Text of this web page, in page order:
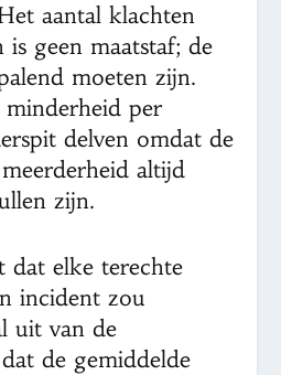
aantal klachten
is geen maatstaf; de
moeten zijn.
per
delven omdat de
altijd
zijn.
dat elke terechte
incident zou
uit van de
de gemiddelde